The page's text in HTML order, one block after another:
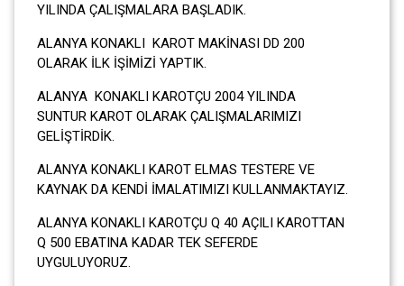
YILINDA ÇALIŞMALARA BAŞLADIK.
ALANYA KONAKLI KAROT MAKİNASI DD 200
OLARAK İLK İŞİMİZİ YAPTIK.
ALANYA KONAKLI KAROTÇU 2004 YILINDA
SUNTUR KAROT OLARAK ÇALIŞMALARIMIZI
GELİŞTİRDİK.
ALANYA KONAKLI KAROT ELMAS TESTERE VE
KAYNAK DA KENDİ İMALATIMIZI KULLANMAKTAYIZ.
ALANYA KONAKLI KAROTÇU Q 40 AÇILI KAROTTAN
Q 500 EBATINA KADAR TEK SEFERDE
UYGULUYORUZ.